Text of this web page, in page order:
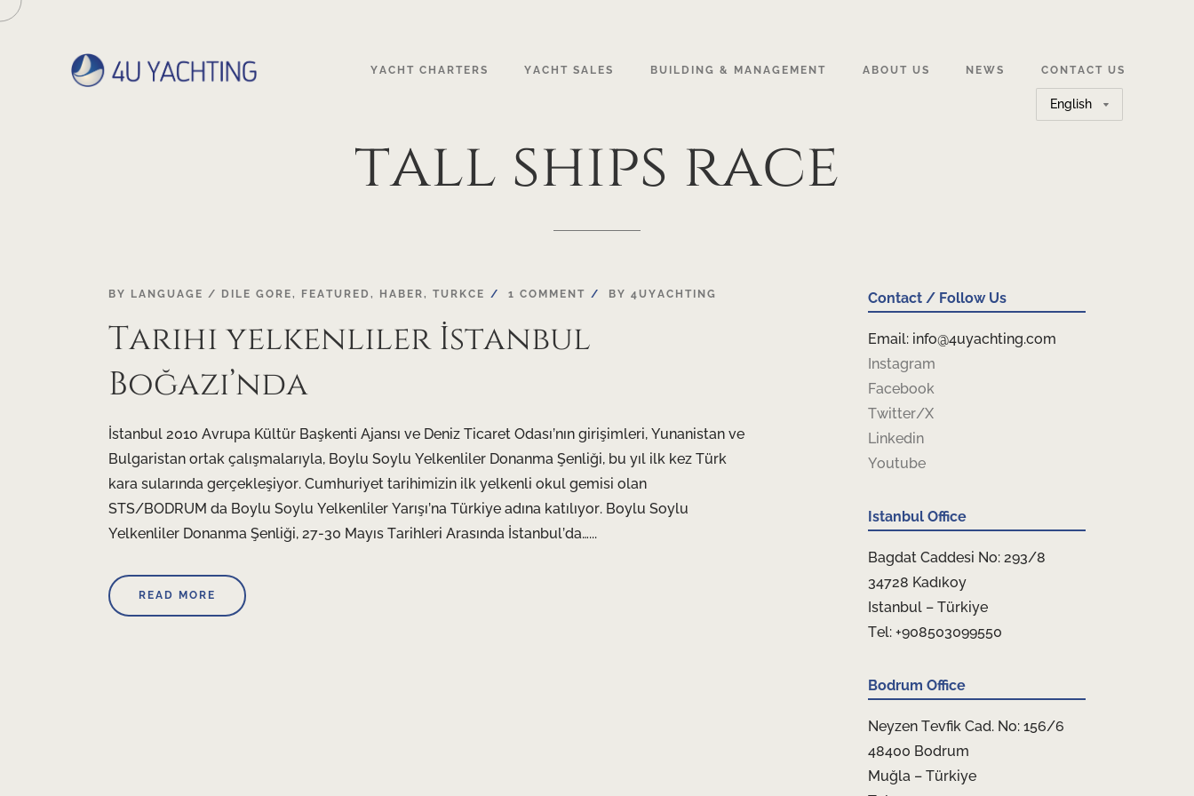
Choose
a
YACHT CHARTERS YACHT SALES BUILDING & MANAGEMENT ABOUT US NEWS CONTACT US
tall ships race
BY LANGUAGE / DILE GORE, FEATURED , HABER, TURKCE 1 COMMENT BY 4UYACHTING
Tarihi yelkenliler İstanbul
Boğazı’nda
İstanbul 2010 Avrupa Kültür Başkenti Ajansı ve Deniz Ticaret Odası’nın girişimleri, Yunanistan ve
Bulgaristan ortak çalışmalarıyla, Boylu Soylu Yelkenliler Donanma Şenliği, bu yıl ilk kez Türk
kara sularında gerçekleşiyor. Cumhuriyet tarihimizin ilk yelkenli okul gemisi olan
STS/BODRUM da Boylu Soylu Yelkenliler Yarışı’na Türkiye adına katılıyor. Boylu Soylu
Yelkenliler Donanma Şenliği, 27-30 Mayıs Tarihleri Arasında İstanbul’da…...
READ MORE
Contact / Follow Us
Email: info@4uyachting.com
Instagram
Facebook
Twitter/X
Linkedin
Youtube
Istanbul Office
Bagdat Caddesi No: 293/8
34728 Kadıkoy
Istanbul – Türkiye
Tel: +908503099550
Bodrum Office
Neyzen Tevfik Cad. No: 156/6
48400 Bodrum
Muğla – Türkiye